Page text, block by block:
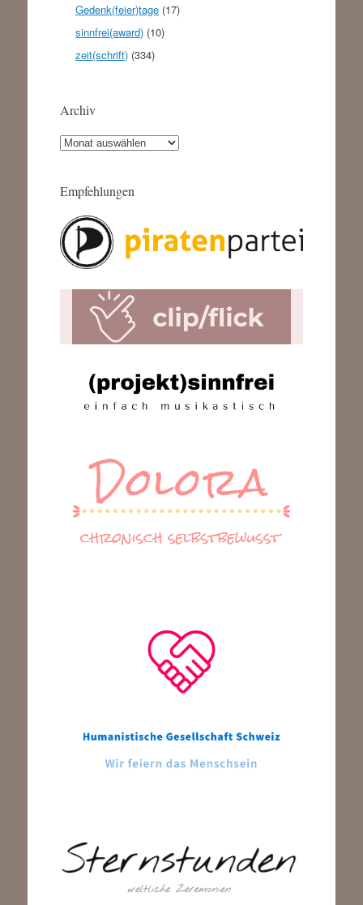
Gedenk(feier)tage (17)
sinnfrei(award) (10)
zeit(schrift) (334)
Archiv
Archiv
Empfehlungen